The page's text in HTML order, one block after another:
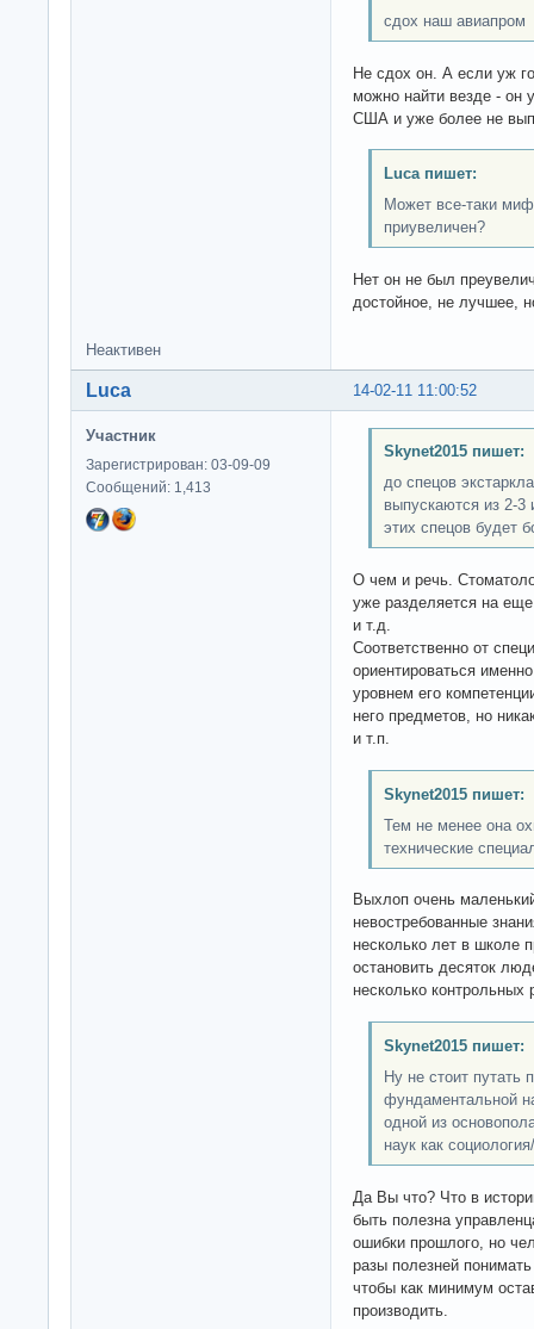
сдох наш авиапром
Не сдох он. А если уж
можно найти везде - он
США и уже более не
Luca пишет:
Может все-таки
приувеличен?
Нет он не был
достойное, не лучшее,
Неактивен
14-02-11 11:00:52
Luca
Участник
Зарегистрирован: 03-09-09
Сообщений: 1,413
Skynet2015 пишет:
до спецов
выпускаются из 2-3
этих спецов будет
О чем и речь.
уже разделяется на еще
и т.д.
Соответственно от
ориентироваться
уровнем его
него предметов, но
и т.п.
Skynet2015 пишет:
Тем не менее она
технические
Выхлоп очень
невостребованные
несколько лет в школе
остановить десяток
несколько контрольных
Skynet2015 пишет:
Ну не стоит путать
фундаментальной
одной из
наук как
Да Вы что? Что в
быть полезна
ошибки прошлого, но
разы полезней
чтобы как минимум
производить.